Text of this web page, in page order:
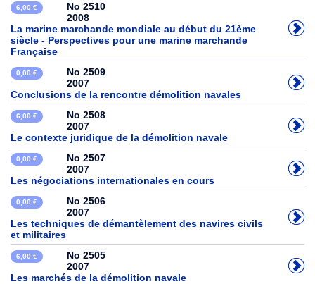
6,00 €
No 2510
2008
La marine marchande mondiale au début du 21ème
siècle - Perspectives pour une marine marchande
Française
0,00 €
No 2509
2007
Conclusions de la rencontre démolition navales
6,00 €
No 2508
2007
Le contexte juridique de la démolition navale
0,00 €
No 2507
2007
Les négociations internationales en cours
0,00 €
No 2506
2007
Les techniques de démantèlement des navires civils
et militaires
6,00 €
No 2505
2007
Les marchés de la démolition navale